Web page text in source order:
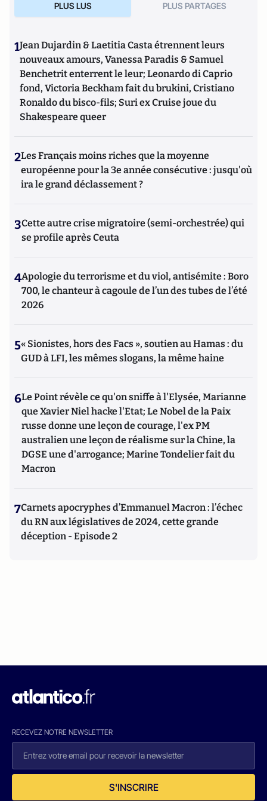
PLUS LUS PLUS PARTAGES
1Jean Dujardin & Laetitia Casta étrennent leurs
nouveaux amours, Vanessa Paradis & Samuel
Benchetrit enterrent le leur; Leonardo di Caprio
fond, Victoria Beckham fait du brukini, Cristiano
Ronaldo du bisco-fils; Suri ex Cruise joue du
Shakespeare queer
2Les Français moins riches que la moyenne
européenne pour la 3e année consécutive : jusqu'où
ira le grand déclassement ?
3Cette autre crise migratoire (semi-orchestrée) qui
se profile après Ceuta
4Apologie du terrorisme et du viol, antisémite : Boro
700, le chanteur à cagoule de l’un des tubes de l’été
2026
5« Sionistes, hors des Facs », soutien au Hamas : du
GUD à LFI, les mêmes slogans, la même haine
6Le Point révèle ce qu'on sniffe à l'Elysée, Marianne
que Xavier Niel hacke l'Etat; Le Nobel de la Paix
russe donne une leçon de courage, l'ex PM
australien une leçon de réalisme sur la Chine, la
DGSE une d'arrogance; Marine Tondelier fait du
Macron
7Carnets apocryphes d’Emmanuel Macron : l’échec
du RN aux législatives de 2024, cette grande
déception - Episode 2
RECEVEZ NOTRE NEWSLETTER
S'INSCRIRE